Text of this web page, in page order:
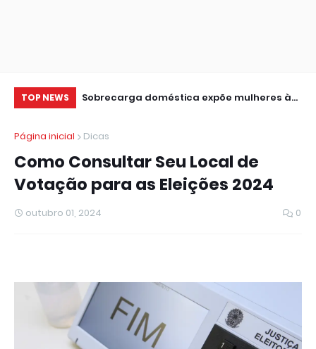
TOP NEWS
20 anos entre
Sobrecarga doméstica expõe mulheres à
Página inicial
Dicas
Como Consultar Seu Local de
Votação para as Eleições 2024
outubro 01, 2024 0